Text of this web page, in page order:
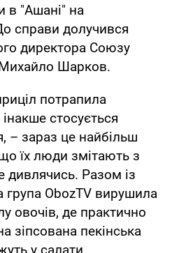
в "Ашані" на
справи долучився
директора Союзу
Шарков.
потрапила
стосується
– зараз це найбільш
їх люди змітають з
дивлячись. Разом із
група ObozTV вирушила
овочів, де практично
зіпсована пекінська
у салати.